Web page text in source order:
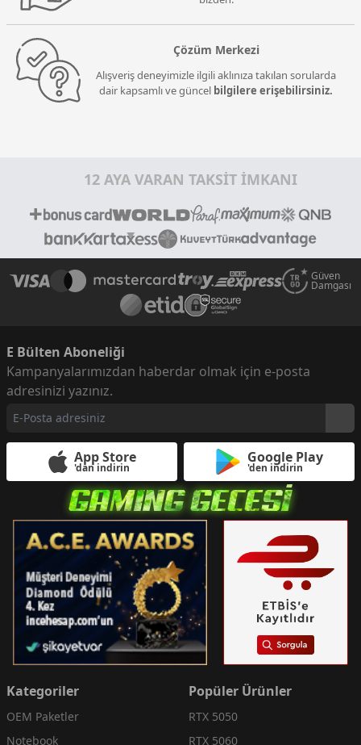
Çözüm Merkezi
Alışveriş deneyimizle ilgili aklınıza takılan sorularda
dair kapsamlı ve güncel bilgilere erişebilirsiniz.
12 AYA VARAN TAKSİT İMKANI
Güven
Damgası
E Bülten Aboneliği
Kampanyalarımızdan haberdar olmak için e-posta
adresinizi yazınız.
App Store
'dan indirin
Google Play
'den indirin
Kategoriler
OEM Paketler
Notebook
Popüler Ürünler
RTX 5050
RTX 5060